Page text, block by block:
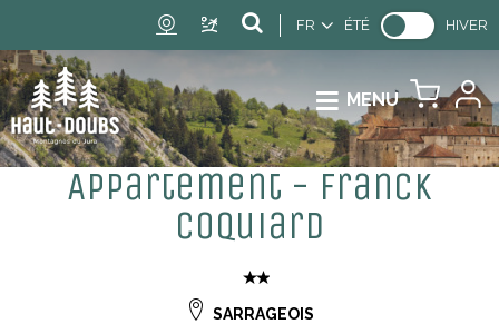
FR ÉTÉ HIVER
MENU
Appartement - Franck
Coquiard
SARRAGEOIS